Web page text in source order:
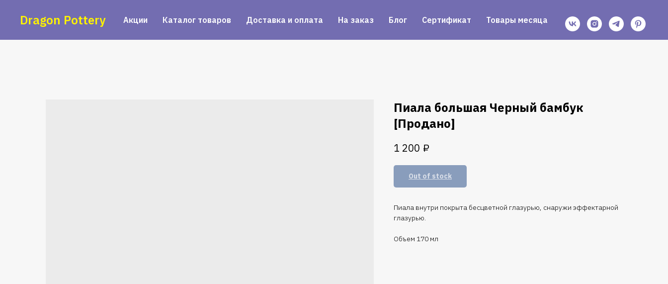
Dragon Pottery Акции Каталог товаров Доставка и оплата На заказ Блог Сертификат Товары месяца
Пиала большая Черный бамбук
[Продано]
1 200 ₽
Out of stock
Пиала внутри покрыта бесцветной глазурью, снаружи эффектарной
глазурью.
Объем 170 мл